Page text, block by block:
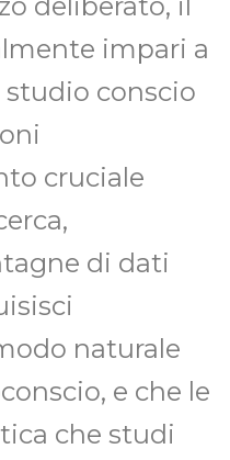
impari a
studio conscio
cruciale
di dati
naturale
e che le
che studi